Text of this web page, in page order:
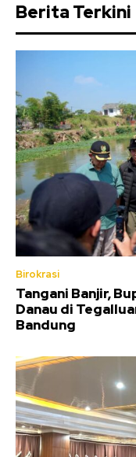
Berita Terkini
Birokrasi
Tangani Banjir,
Danau di
Bandung